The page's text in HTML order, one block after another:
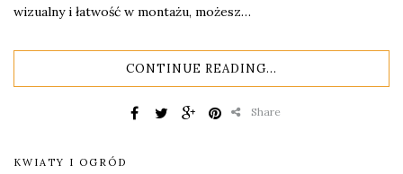
wizualny i łatwość w montażu, możesz…
CONTINUE READING...
Share
KWIATY I OGRÓD